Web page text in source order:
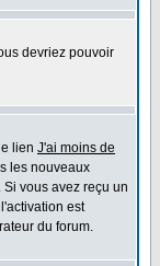
devriez pouvoir
lien J'ai moins de
les nouveaux
vous avez reçu un
est
du forum.